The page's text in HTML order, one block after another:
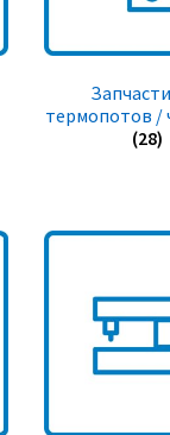
термопотов /
(28)